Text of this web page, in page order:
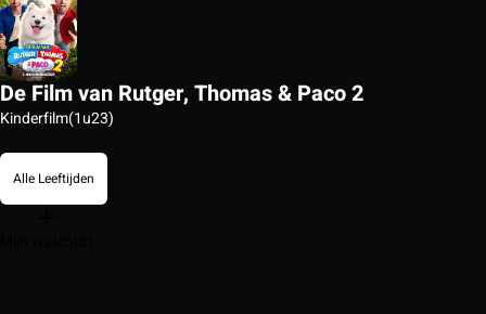
De Film van Rutger, Thomas & Paco 2
Kinderfilm(1u23)
Alle Leeftijden